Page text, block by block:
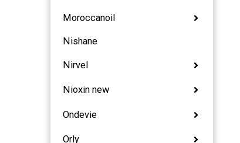
Moroccanoil
Nishane
Nirvel
Nioxin new
Ondevie
Orly